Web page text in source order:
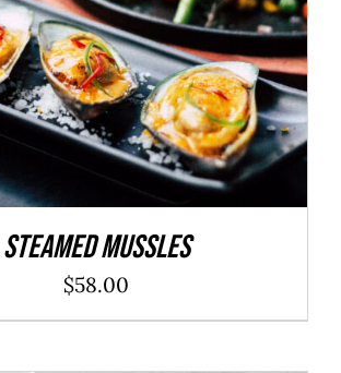
Steamed Mussles
$58.00